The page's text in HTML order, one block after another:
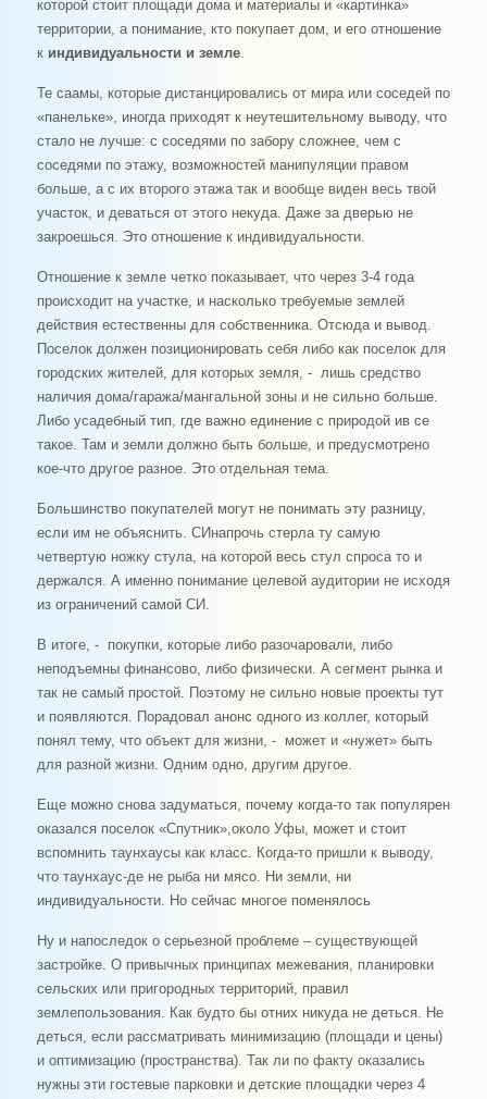
которой стоит площади дома и материалы и «картинка»
территории, а понимание, кто покупает дом, и его отношение
к индивидуальности и земле.
Те саамы, которые дистанцировались от мира или соседей по
«панельке», иногда приходят к неутешительному выводу, что
стало не лучше: с соседями по забору сложнее, чем с
соседями по этажу, возможностей манипуляции правом
больше, а с их второго этажа так и вообще виден весь твой
участок, и деваться от этого некуда. Даже за дверью не
закроешься. Это отношение к индивидуальности.
Отношение к земле четко показывает, что через 3-4 года
происходит на участке, и насколько требуемые землей
действия естественны для собственника. Отсюда и вывод.
Поселок должен позиционировать себя либо как поселок для
городских жителей, для которых земля, - лишь средство
наличия дома/гаража/мангальной зоны и не сильно больше.
Либо усадебный тип, где важно единение с природой ив се
такое. Там и земли должно быть больше, и предусмотрено
кое-что другое разное. Это отдельная тема.
Большинство покупателей могут не понимать эту разницу,
если им не объяснить. СИнапрочь стерла ту самую
четвертую ножку стула, на которой весь стул спроса то и
держался. А именно понимание целевой аудитории не исходя
из ограничений самой СИ.
В итоге, - покупки, которые либо разочаровали, либо
неподъемны финансово, либо физически. А сегмент рынка и
так не самый простой. Поэтому не сильно новые проекты тут
и появляются. Порадовал анонс одного из коллег, который
понял тему, что объект для жизни, - может и «нужет» быть
для разной жизни. Одним одно, другим другое.
Еще можно снова задуматься, почему когда-то так популярен
оказался поселок «Спутник»,около Уфы, может и стоит
вспомнить таунхаусы как класс. Когда-то пришли к выводу,
что таунхаус-де не рыба ни мясо. Ни земли, ни
индивидуальности. Но сейчас многое поменялось
Ну и напоследок о серьезной проблеме – существующей
застройке. О привычных принципах межевания, планировки
сельских или пригородных территорий, правил
землепользования. Как будто бы отних никуда не деться. Не
деться, если рассматривать минимизацию (площади и цены)
и оптимизацию (пространства). Так ли по факту оказались
нужны эти гостевые парковки и детские площадки через 4